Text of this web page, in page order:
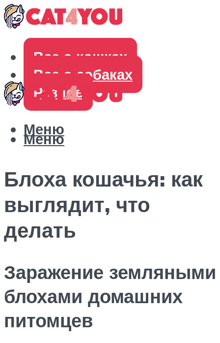
Все о кошках
Все о собаках
Разное
Меню
Меню
Блоха кошачья: как
выглядит, что
делать
Заражение земляными
блохами домашних
питомцев